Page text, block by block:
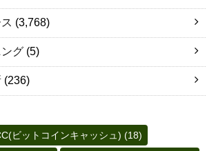
(3,768)
グ (5)
(236)
ビットコインキャッシュ) (18)